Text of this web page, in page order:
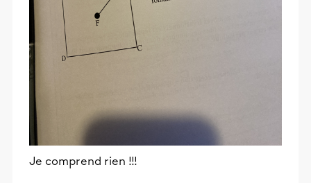
Je comprend rien !!!